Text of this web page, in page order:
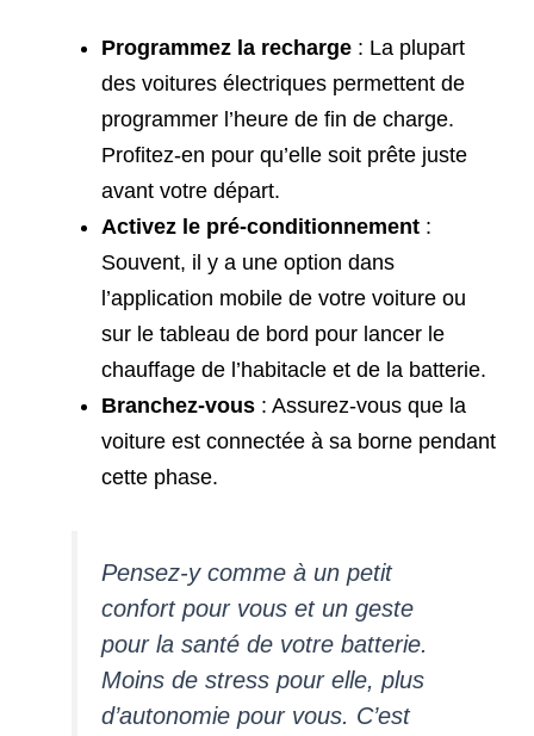
Programmez la recharge: La plupart
des voitures électriques permettent de
programmer l’heure de fin de charge.
Profitez-en pour qu’elle soit prête juste
avant votre départ.
Activez le pré-conditionnement:
Souvent, il y a une option dans
l’application mobile de votre voiture ou
sur le tableau de bord pour lancer le
chauffage de l’habitacle et de la batterie.
Branchez-vous: Assurez-vous que la
voiture est connectée à sa borne pendant
cette phase.
Pensez-y comme à un petit
confort pour vous et un geste
pour la santé de votre batterie.
Moins de stress pour elle, plus
d’autonomie pour vous. C’est